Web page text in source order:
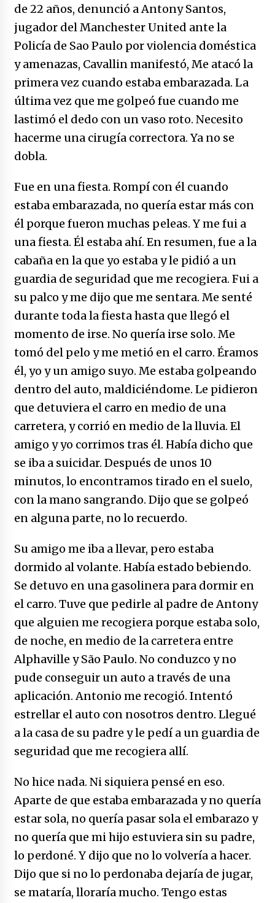
no manda marinero.
04/01/2026
Otro regalo navideño de Petrosky, al caído
caerle
31/12/2025
Que sea un hecho el decreto que quita prima
de servicios a honorables zánganos
31/12/2025
31/12/2025
Colombia 2025
17/12/2025
de 22 años, denunció a Antony Santos,
jugador del Manchester United ante la
Policía de Sao Paulo por violencia doméstica
y amenazas, Cavallin manifestó, Me atacó la
primera vez cuando estaba embarazada. La
última vez que me golpeó fue cuando me
lastimó el dedo con un vaso roto. Necesito
hacerme una cirugía correctora. Ya no se
dobla.
Fue en una fiesta. Rompí con él cuando
estaba embarazada, no quería estar más con
él porque fueron muchas peleas. Y me fui a
una fiesta. Él estaba ahí. En resumen, fue a la
cabaña en la que yo estaba y le pidió a un
guardia de seguridad que me recogiera. Fui a
su palco y me dijo que me sentara. Me senté
durante toda la fiesta hasta que llegó el
momento de irse. No quería irse solo. Me
tomó del pelo y me metió en el carro. Éramos
él, yo y un amigo suyo. Me estaba golpeando
dentro del auto, maldiciéndome. Le pidieron
que detuviera el carro en medio de una
carretera, y corrió en medio de la lluvia. El
amigo y yo corrimos tras él. Había dicho que
se iba a suicidar. Después de unos 10
minutos, lo encontramos tirado en el suelo,
con la mano sangrando. Dijo que se golpeó
en alguna parte, no lo recuerdo.
Su amigo me iba a llevar, pero estaba
dormido al volante. Había estado bebiendo.
Se detuvo en una gasolinera para dormir en
el carro. Tuve que pedirle al padre de Antony
que alguien me recogiera porque estaba solo,
de noche, en medio de la carretera entre
Alphaville y São Paulo. No conduzco y no
pude conseguir un auto a través de una
aplicación. Antonio me recogió. Intentó
estrellar el auto con nosotros dentro. Llegué
a la casa de su padre y le pedí a un guardia de
seguridad que me recogiera allí.
No hice nada. Ni siquiera pensé en eso.
Aparte de que estaba embarazada y no quería
estar sola, no quería pasar sola el embarazo y
no quería que mi hijo estuviera sin su padre,
lo perdoné. Y dijo que no lo volvería a hacer.
Dijo que si no lo perdonaba dejaría de jugar,
se mataría, lloraría mucho. Tengo estas